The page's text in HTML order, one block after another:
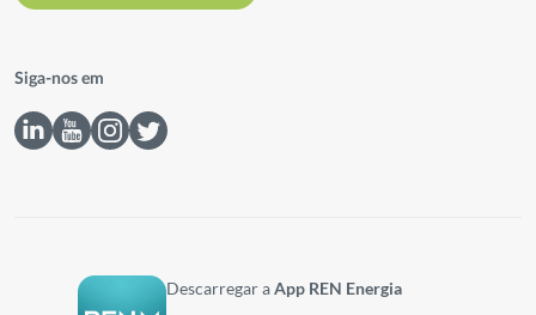
Siga-nos em
Descarregar aApp REN Energia